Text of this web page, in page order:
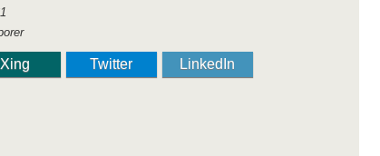
Xing Twitter LinkedIn